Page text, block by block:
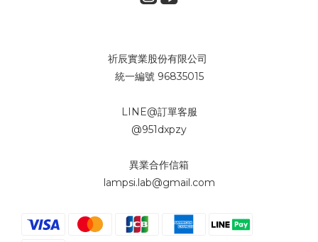
祈辰實業股份有限公司
統一編號 96835015
LINE@訂單客服
@951dxpzy
異業合作信箱
lampsi.lab@gmail.com